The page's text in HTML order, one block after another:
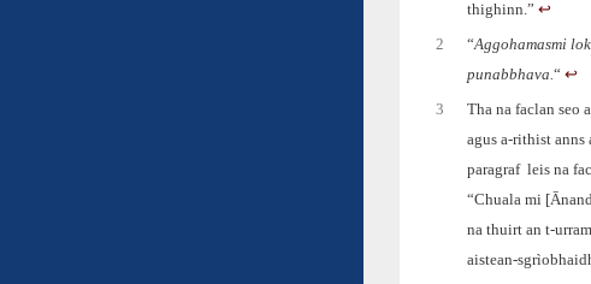
thighinn.”↩︎
2 “Aggohamasmi
punabbhava.“↩︎
3 Tha na faclan seo
agus a-rithist anns
paragraf leis na
“Chuala mi
na thuirt an
aistean-